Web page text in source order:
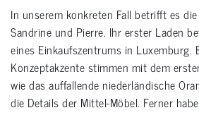
In unserem konkreten Fall betrifft es
Sandrine und Pierre. Ihr erster Laden
eines Einkaufszentrums in Luxemburg.
Konzeptakzente stimmen mit dem
wie das auffallende niederländische
die Details der Mittel-Möbel. Ferner